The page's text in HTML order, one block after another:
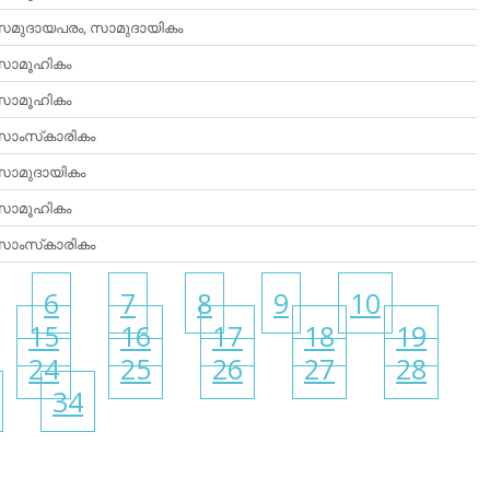
സാമുദായികം
6 7 8 9
10
15 16 17 18
19
24 25 26 27
28
34